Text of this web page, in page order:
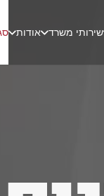
שירותי משרד אודות